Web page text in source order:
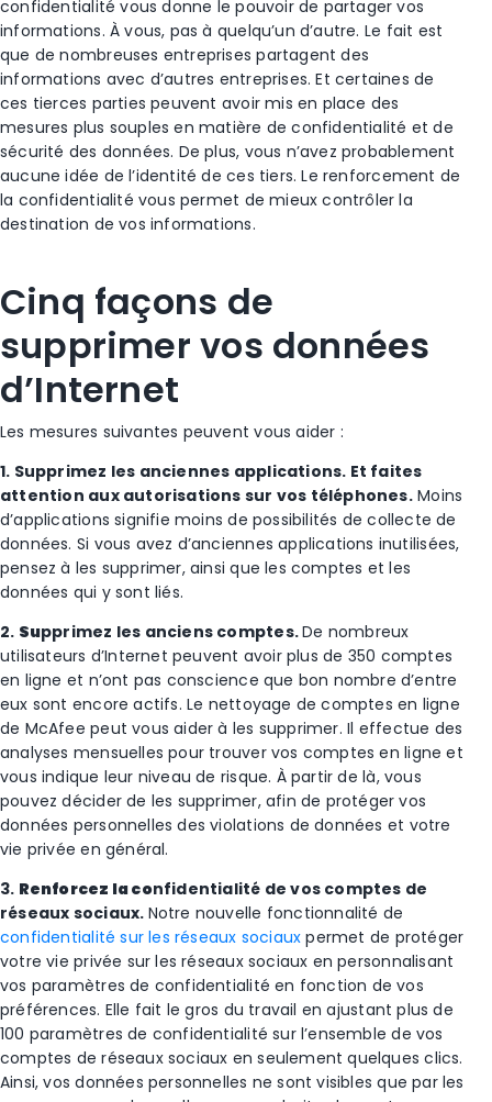
confidentialité vous donne le pouvoir de partager vos
informations. À vous, pas à quelqu’un d’autre. Le fait est
que de nombreuses entreprises partagent des
informations avec d’autres entreprises. Et certaines de
ces tierces parties peuvent avoir mis en place des
mesures plus souples en matière de confidentialité et de
sécurité des données. De plus, vous n’avez probablement
aucune idée de l’identité de ces tiers. Le renforcement de
la confidentialité vous permet de mieux contrôler la
destination de vos informations.
Cinq façons de
supprimer vos données
d’Internet
Les mesures suivantes peuvent vous aider :
1. Supprimez les anciennes applications. Et faites
attention aux autorisations sur vos téléphones.Moins
d’applications signifie moins de possibilités de collecte de
données. Si vous avez d’anciennes applications inutilisées,
pensez à les supprimer, ainsi que les comptes et les
données qui y sont liés.
2. Supprimez les anciens comptes.De nombreux
utilisateurs d’Internet peuvent avoir plus de 350 comptes
en ligne et n’ont pas conscience que bon nombre d’entre
eux sont encore actifs. Le nettoyage de comptes en ligne
de McAfee peut vous aider à les supprimer. Il effectue des
analyses mensuelles pour trouver vos comptes en ligne et
vous indique leur niveau de risque. À partir de là, vous
pouvez décider de les supprimer, afin de protéger vos
données personnelles des violations de données et votre
vie privée en général.
3. Renforcez la confidentialité de vos comptes de
réseaux sociaux. Notre nouvelle fonctionnalité de
confidentialité sur les réseaux sociaux permet de protéger
votre vie privée sur les réseaux sociaux en personnalisant
vos paramètres de confidentialité en fonction de vos
préférences. Elle fait le gros du travail en ajustant plus de
100 paramètres de confidentialité sur l’ensemble de vos
comptes de réseaux sociaux enseulement quelques clics.
Ainsi,vos données personnelles ne sont visibles que par les